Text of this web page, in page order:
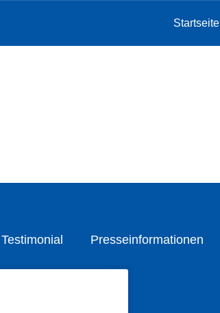
Startseite
Testimonial Presseinformationen